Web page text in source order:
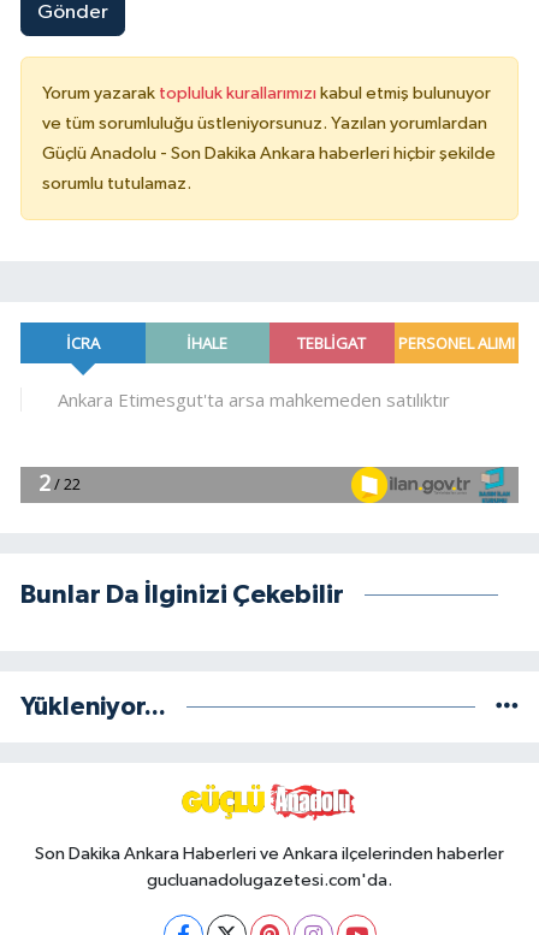
Gönder
Yorum yazarak topluluk kurallarımızı kabul etmiş bulunuyor
ve tüm sorumluluğu üstleniyorsunuz. Yazılan yorumlardan
Güçlü Anadolu - Son Dakika Ankara haberleri hiçbir şekilde
sorumlu tutulamaz.
Bunlar Da İlginizi Çekebilir
Yükleniyor...
Son Dakika Ankara Haberleri ve Ankara ilçelerinden haberler
gucluanadolugazetesi.com'da.